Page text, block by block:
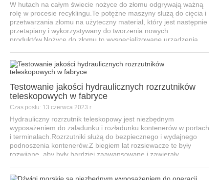
W hutach na całym świecie nożyce do złomu odgrywają ważną
rolę w procesie recyklingu.Te potężne maszyny służą do cięcia i
przetwarzania złomu na użyteczny materiał, który jest następnie
przetapiany i wykorzystywany do tworzenia nowych
produktów.Nożyce do złomu to wyspecjalizowane urządzenia...
Testowanie jakości hydraulicznych rozrzutników
teleskopowych w fabryce
Czas postu: 13 czerwca 2023 r
Hydrauliczny rozrzutnik teleskopowy jest niezbędnym
wyposażeniem do załadunku i rozładunku kontenerów w portach
i terminalach.Rozrzutniki służą do bezpiecznego i wydajnego
podnoszenia kontenerów.Z biegiem lat rozsiewacze te były
rozwijane, aby były bardziej zaawansowane i zawierały